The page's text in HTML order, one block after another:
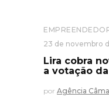
23 de novembro
Lira cobra
a votação
por Agência